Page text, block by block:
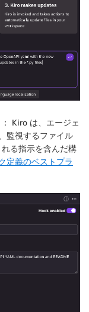
Kiro は、エージェ
監視するファイル
る指示を含んだ構
定義のベストプラ